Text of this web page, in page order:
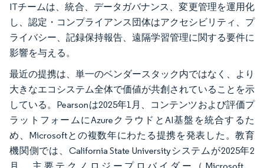
ITチームは、統合、データガバナンス、変更管理を運用化
し、認定・コンプライアンス団体はアクセシビリティ、プ
ライバシー、記録保持報告、遠隔学習管理に関する要件に
影響を与える。
最近の提携は、単一のベンダースタック内ではなく、より
大きなエコシステム全体で価値が共創されていることを示
している。Pearsonは2025年1月、コンテンツおよび評価プ
ラットフォームにAzureクラウドとAI基盤を統合するた
め、Microsoftとの複数年にわたる提携を発表した。教育
機関側では、California State Universityシステムが2025年2